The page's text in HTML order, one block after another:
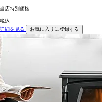
当店特別価格
税込
詳細を見る
お気に入りに登録する